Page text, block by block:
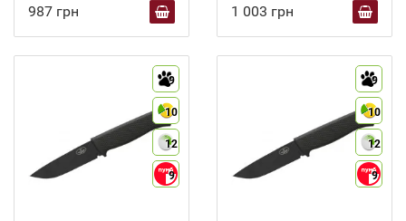
987 грн 1 003 грн
9
10
12
9
9
10
12
9